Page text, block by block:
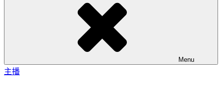
Menu
主播